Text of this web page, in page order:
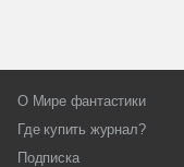
О Мире фантастики
Где купить журнал?
Подписка